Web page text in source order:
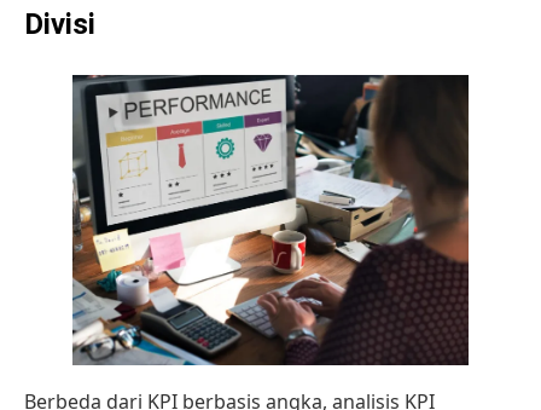
Divisi
Berbeda dari KPI berbasis angka, analisis KPI